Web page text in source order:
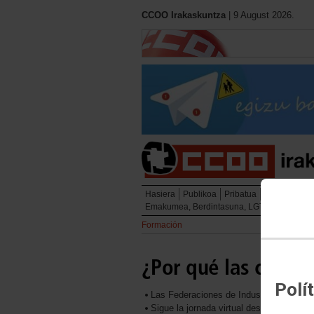
CCOO Irakaskuntza | 9 August 2026.
Hasiera Publikoa Pribatua
Emakumea, Berdintasuna, LGTBIQ
Formación
¿Por qué las
Las Federaciones de Industria y
Sigue la jornada virtual desde